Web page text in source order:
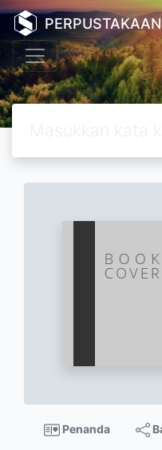
Penanda